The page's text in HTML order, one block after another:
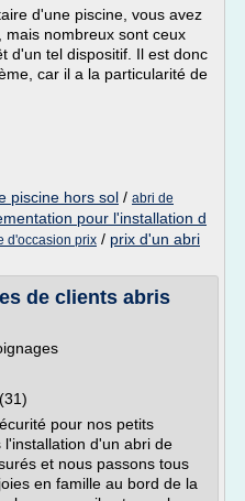
d'une piscine, vous avez
mais nombreux sont ceux
d'un tel dispositif. Il est donc
car il a la particularité de
piscine hors sol / abri de
pour l'installation d
d'occasion prix / prix d'un abri
de clients abris
pour nos petits
d'un abri de
et nous passons tous
en famille au bord de la